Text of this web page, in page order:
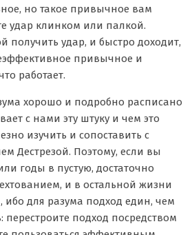
но такое привычное вам
удар клинком или палкой.
получить удар, и быстро доходит,
привычное и
работает.
хорошо и подробно расписано
с нами эту штуку и чем это
изучить и сопоставить с
Дестрезой. Поэтому, если вы
годы в пустую, достаточно
и в остальной жизни
ибо для разума подход един, чем
подход посредством